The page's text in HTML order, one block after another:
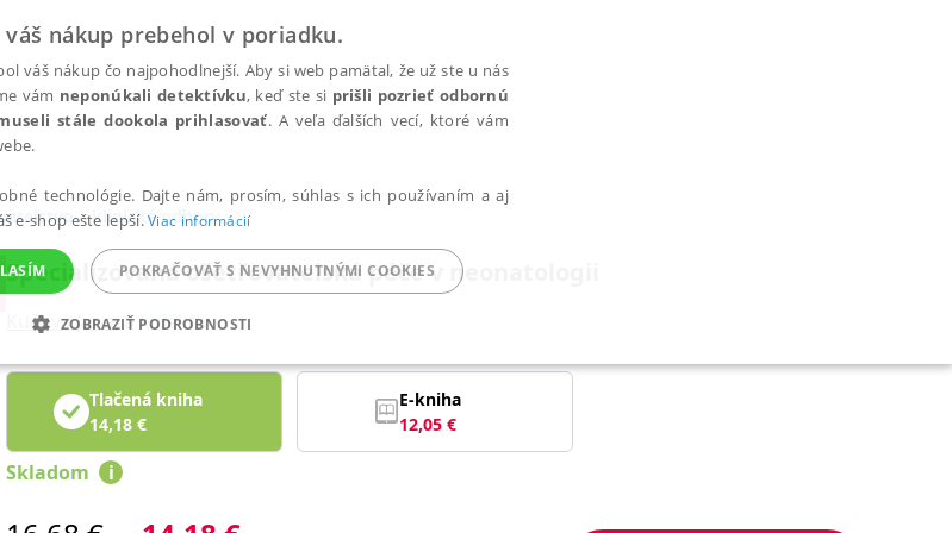
– klinické odbory
Specializovaná ošetřovatelská péče v neonatologii
Kučová Jana,a kolektiv
Tlačená kniha
14,18€
E-kniha
12,05 €
Skladom i
váš nákup prebehol v poriadku.
váš nákup čo najpohodlnejší. Aby si web pamätal, že už ste u nás
vám neponúkali detektívku, keď ste si prišli pozrieť odbornú
stále dookola prihlasovať. A veľa ďalších vecí, ktoré vám
technológie. Dajte nám, prosím, súhlas s ich používaním a aj
e-shop ešte lepší.Viac informácií
POKRAČOVAŤ S NEVYHNUTNÝMI COOKIES
ZOBRAZIŤ PODROBNOSTI
MARKETINGOVÉ FUNKČNÉ NEZARADENÉ SÚBORY
Marketingové
používateľa a správa účtu. Bez nevyhnutných súborov cookie nie je možné webové stránky správne používať.